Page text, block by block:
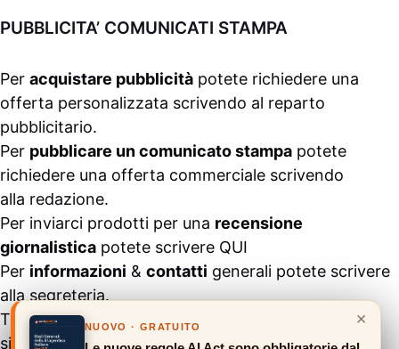
PUBBLICITA’ COMUNICATI STAMPA
Per acquistare pubblicità potete richiedere una
offerta personalizzata scrivendo al reparto
pubblicitario.
Per pubblicare un comunicato stampa potete
richiedere una offerta commerciale scrivendo
alla redazione.
Per inviarci prodotti per una recensione
giornalistica potete scrivere QUI
Per informazioni & contatti generali potete scrivere
allasegreteria.
Tutti i contenuti pubblicati all’interno del
sito #ASSODIGITALE.“Copyright 2024” non sono
×
NUOVO · GRATUITO